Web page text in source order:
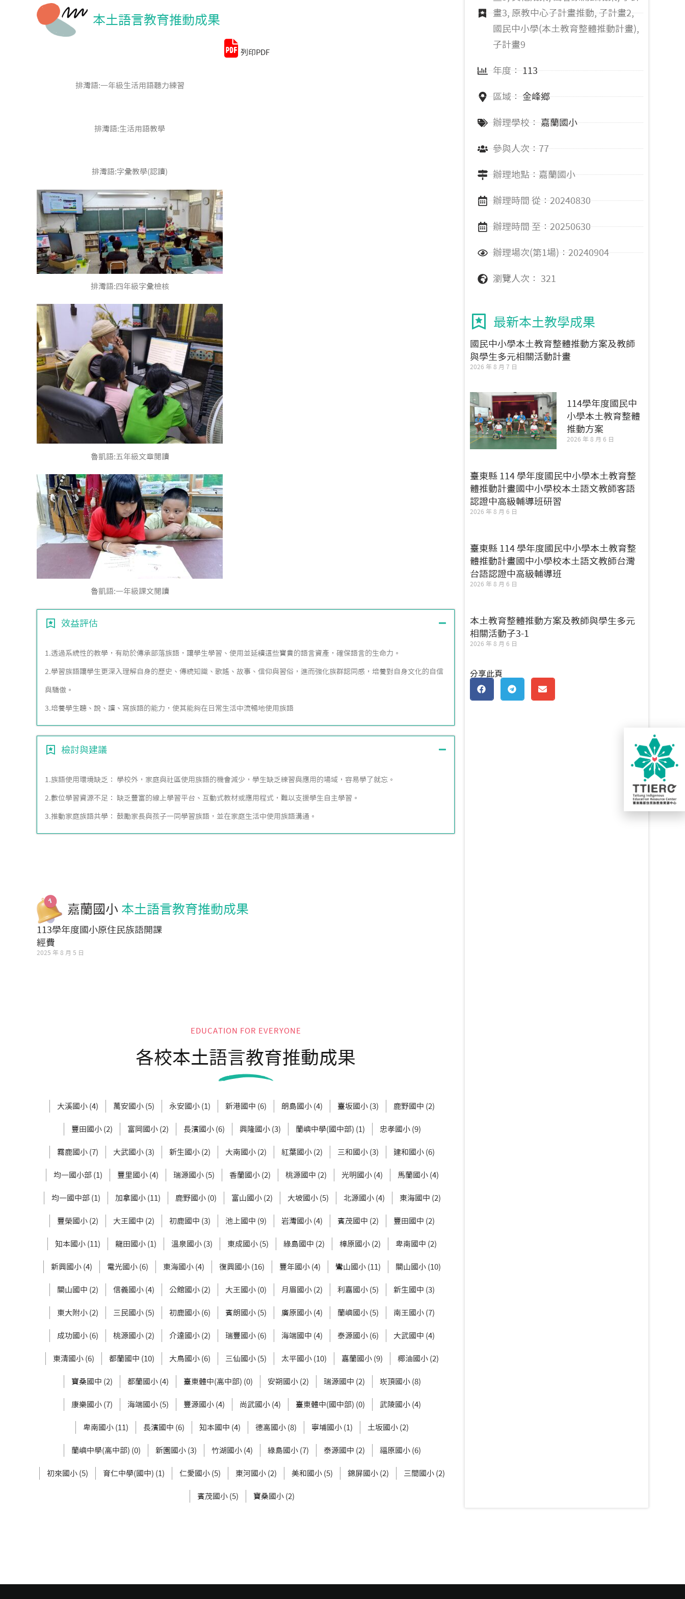
本土語言教育推動成果
列印PDF
排灣語:一年級生活用語聽力練習
排灣語:生活用語教學
排灣語:字彙教學(認讀)
排灣語:四年級字彙檢核
魯凱語:五年級文章閱讀
魯凱語:一年級課文閱讀
效益評估
1.透過系統性的教學，有助於傳承部落族語，讓學生學習、使用並延續這些寶貴的語言資產，確保語言的生命力。
2.學習族語讓學生更深入理解自身的歷史、傳統知識、歌謠、故事、信仰與習俗，進而強化族群認同感，培養對自身文化的自信
與驕傲。
3.培養學生聽、說、讀、寫族語的能力，使其能夠在日常生活中流暢地使用族語
檢討與建議
1.族語使用環境缺乏： 學校外，家庭與社區使用族語的機會減少，學生缺乏練習與應用的場域，容易學了就忘。
2.數位學習資源不足： 缺乏豐富的線上學習平台、互動式教材或應用程式，難以支援學生自主學習。
3.推動家庭族語共學： 鼓勵家長與孩子一同學習族語，並在家庭生活中使用族語溝通。
嘉蘭國小 本土語言教育推動成果
113學年度國小原住民族語開課
經費
2025 年 8 月 5 日
EDUCATION FOR EVERYONE
各校本土語言教育推動成果
大溪國小 (4) 萬安國小 (5) 永安國小 (1) 新港國中 (6) 朗島國小 (4) 臺坂國小 (3) 鹿野國中 (2)
豐田國小 (2) 富岡國小 (2) 長濱國小 (6) 興隆國小 (3) 蘭嶼中學(國中部) (1) 忠孝國小 (9)
霧鹿國小 (7) 大武國小 (3) 新生國小 (2) 大南國小 (2) 紅葉國小 (2) 三和國小 (3) 建和國小 (6)
均一國小部 (1) 豐里國小 (4) 瑞源國小 (5) 香蘭國小 (2) 桃源國中 (2) 光明國小 (4) 馬蘭國小 (4)
均一國中部 (1) 加拿國小 (11) 鹿野國小 (0) 富山國小 (2) 大坡國小 (5) 北源國小 (4) 東海國中 (2)
豐榮國小 (2) 大王國中 (2) 初鹿國中 (3) 池上國中 (9) 岩灣國小 (4) 賓茂國中 (2) 豐田國中 (2)
知本國小 (11) 龍田國小 (1) 溫泉國小 (3) 東成國小 (5) 綠島國中 (2) 樟原國小 (2) 卑南國中 (2)
新興國小 (4) 電光國小 (6) 東海國小 (4) 復興國小 (16) 豐年國小 (4) 鸞山國小 (11) 關山國小 (10)
關山國中 (2) 信義國小 (4) 公館國小 (2) 大王國小 (0) 月眉國小 (2) 利嘉國小 (5) 新生國中 (3)
東大附小 (2) 三民國小 (5) 初鹿國小 (6) 賓朗國小 (5) 廣原國小 (4) 蘭嶼國小 (5) 南王國小 (7)
成功國小 (6) 桃源國小 (2) 介達國小 (2) 瑞豐國小 (6) 海端國中 (4) 泰源國小 (6) 大武國中 (4)
東清國小 (6) 都蘭國中 (10) 大鳥國小 (6) 三仙國小 (5) 太平國小 (10) 嘉蘭國小 (9) 椰油國小 (2)
寶桑國中 (2) 都蘭國小 (4) 臺東體中(高中部) (0) 安朔國小 (2) 瑞源國中 (2) 崁頂國小 (8)
康樂國小 (7) 海端國小 (5) 豐源國小 (4) 尚武國小 (4) 臺東體中(國中部) (0) 武陵國小 (4)
卑南國小 (11) 長濱國中 (6) 知本國中 (4) 德高國小 (8) 寧埔國小 (1) 土坂國小 (2)
蘭嶼中學(高中部) (0) 新園國小 (3) 竹湖國小 (4) 綠島國小 (7) 泰源國中 (2) 福原國小 (6)
初來國小 (5) 育仁中學(國中) (1) 仁愛國小 (5) 東河國小 (2) 美和國小 (5) 錦屏國小 (2) 三間國小 (2)
賓茂國小 (5) 寶桑國小 (2)
畫3, 原教中心子計畫推動, 子計畫2,
國民中小學(本土教育整體推動計畫),
子計畫9
年度： 113
區域： 金峰鄉
辦理學校： 嘉蘭國小
參與人次：77
辦理地點：嘉蘭國小
辦理時間 從：20240830
辦理時間 至：20250630
辦理場次(第1場)：20240904
瀏覽人次： 321
最新本土教學成果
國民中小學本土教育整體推動方案及教師
與學生多元相關活動計畫
2026 年 8 月 7 日
114學年度國民中
小學本土教育整體
推動方案
2026 年 8 月 6 日
臺東縣 114 學年度國民中小學本土教育整
體推動計畫國中小學校本土語文教師客語
認證中高級輔導班研習
2026 年 8 月 6 日
臺東縣 114 學年度國民中小學本土教育整
體推動計畫國中小學校本土語文教師台灣
台語認證中高級輔導班
2026 年 8 月 6 日
本土教育整體推動方案及教師與學生多元
相關活動子3-1
2026 年 8 月 6 日
分享此頁